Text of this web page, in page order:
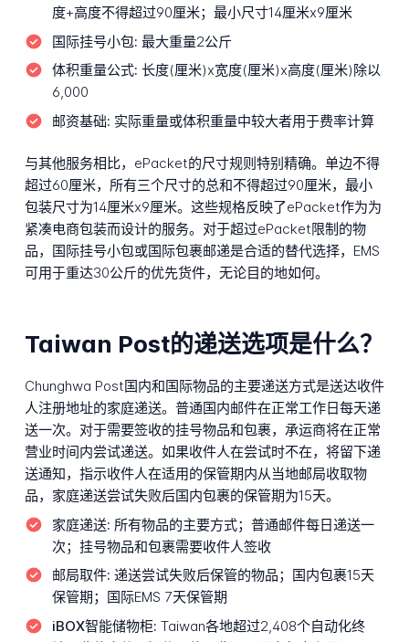
度+高度不得超过90厘米；最小尺寸14厘米x9厘米
国际挂号小包: 最大重量2公斤
体积重量公式: 长度(厘米)x宽度(厘米)x高度(厘米)除以
6,000
邮资基础: 实际重量或体积重量中较大者用于费率计算
与其他服务相比，ePacket的尺寸规则特别精确。单边不得
超过60厘米，所有三个尺寸的总和不得超过90厘米，最小
包装尺寸为14厘米x9厘米。这些规格反映了ePacket作为为
紧凑电商包装而设计的服务。对于超过ePacket限制的物
品，国际挂号小包或国际包裹邮递是合适的替代选择，EMS
可用于重达30公斤的优先货件，无论目的地如何。
Taiwan Post的递送选项是什么？
Chunghwa Post国内和国际物品的主要递送方式是送达收件
人注册地址的家庭递送。普通国内邮件在正常工作日每天递
送一次。对于需要签收的挂号物品和包裹，承运商将在正常
营业时间内尝试递送。如果收件人在尝试时不在，将留下递
送通知，指示收件人在适用的保管期内从当地邮局收取物
品，家庭递送尝试失败后国内包裹的保管期为15天。
家庭递送: 所有物品的主要方式；普通邮件每日递送一
次；挂号物品和包裹需要收件人签收
邮局取件: 递送尝试失败后保管的物品；国内包裹15天
保管期；国际EMS 7天保管期
iBOX智能储物柜: Taiwan各地超过2,408个自动化终